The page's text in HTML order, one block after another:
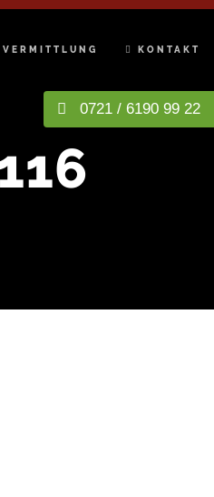
0721 / 6190 99 22
VERMITTLUNG KONTAKT